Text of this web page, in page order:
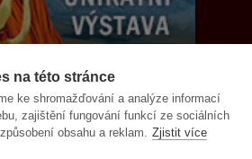
na této stránce
ke shromažďování a analýze informací
zajištění fungování funkcí ze sociálních
obsahu a reklam. Zjistit více